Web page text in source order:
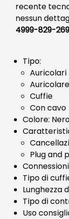
recente
nessun
4999-829-
Tipo:
Auricolari
Auricolare
Cuffie
Con cavo
Colore:
Plug and
Tipo di
Lunghezza
Tipo di
Uso